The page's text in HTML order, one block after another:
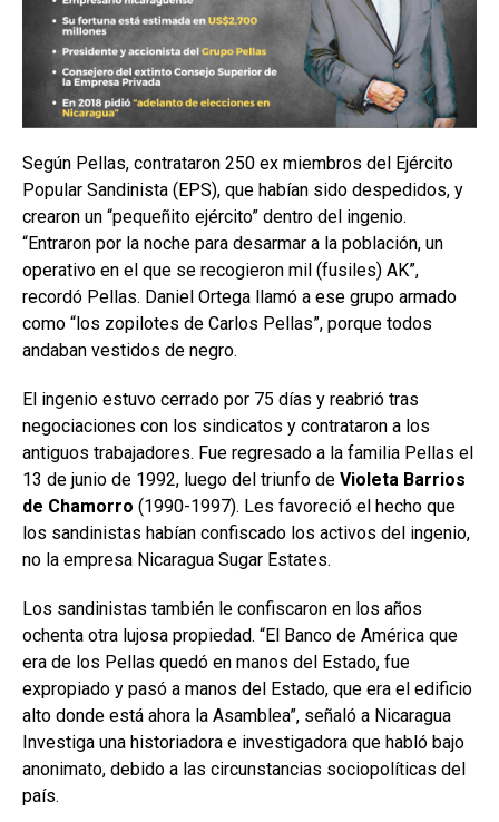
Según Pellas, contrataron 250 ex miembros del Ejército
Popular Sandinista (EPS), que habían sido despedidos, y
crearon un “pequeñito ejército” dentro del ingenio.
“Entraron por la noche para desarmar a la población, un
operativo en el que se recogieron mil (fusiles) AK”,
recordó Pellas. Daniel Ortega llamó a ese grupo armado
como “los zopilotes de Carlos Pellas”, porque todos
andaban vestidos de negro.
El ingenio estuvo cerrado por 75 días y reabrió tras
negociaciones con los sindicatos y contrataron a los
antiguos trabajadores. Fue regresado a la familia Pellas el
13 de junio de 1992, luego del triunfo de Violeta Barrios
de Chamorro (1990-1997). Les favoreció el hecho que
los sandinistas habían confiscado los activos del ingenio,
no la empresa Nicaragua Sugar Estates.
Los sandinistas también le confiscaron en los años
ochenta otra lujosa propiedad. “El Banco de América que
era de los Pellas quedó en manos del Estado, fue
expropiado y pasó a manos del Estado, que era el edificio
alto donde está ahora la Asamblea”, señaló a Nicaragua
Investiga una historiadora e investigadora que habló bajo
anonimato, debido a las circunstancias sociopolíticas del
país.